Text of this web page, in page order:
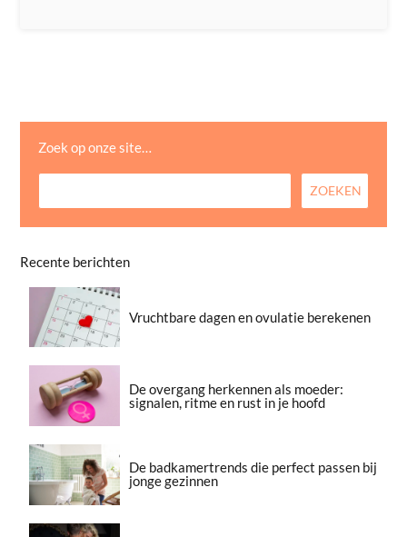
Zoek op onze site…
Recente berichten
Vruchtbare dagen en ovulatie berekenen
De overgang herkennen als moeder:
signalen, ritme en rust in je hoofd
De badkamertrends die perfect passen bij
jonge gezinnen